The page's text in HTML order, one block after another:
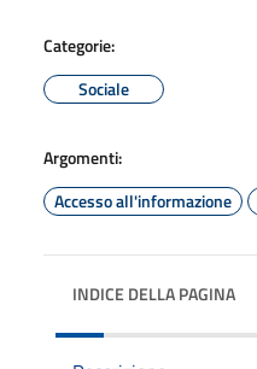
Categorie:
Sociale
Argomenti:
Accesso all'informazione
INDICE DELLA PAGINA